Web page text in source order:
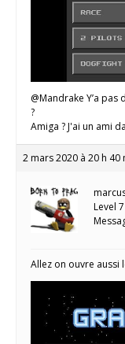
@Mandrake Y’a
?
Amiga ? J'ai un ami
2 mars 2020 à 20 h 40
Level 7
Allez on ouvre aussi